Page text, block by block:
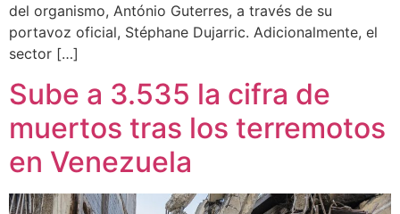
del organismo, António Guterres, a través de su
portavoz oficial, Stéphane Dujarric. Adicionalmente, el
sector […]
Sube a 3.535 la cifra de
muertos tras los terremotos
en Venezuela